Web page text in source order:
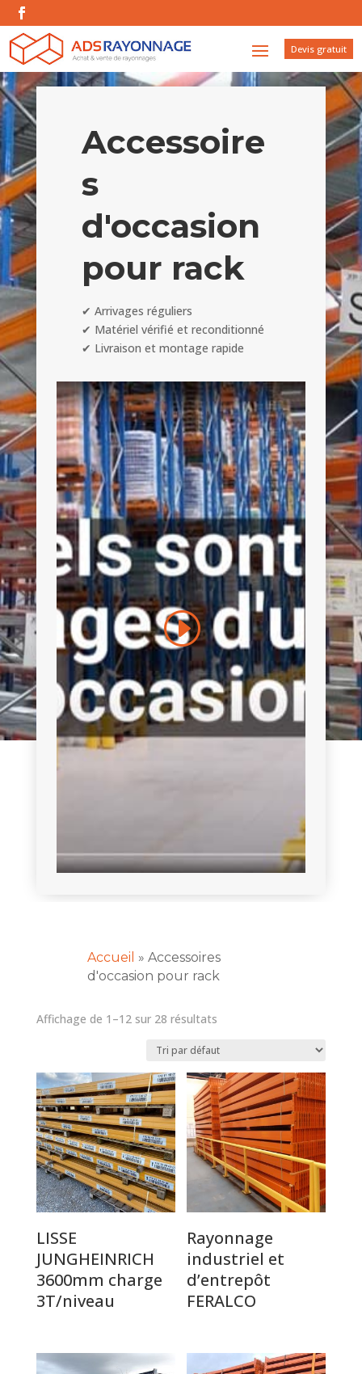
Devis gratuit
Accessoire
s
d'occasion
pour rack
✔︎ Arrivages réguliers
✔︎ Matériel vérifié et reconditionné
✔︎ Livraison et montage rapide
Accueil » Accessoires
d'occasion pour rack
Affichage de 1–12 sur 28 résultats
LISSE
JUNGHEINRICH
3600mm charge
3T/niveau
Rayonnage
industriel et
d’entrepôt
FERALCO